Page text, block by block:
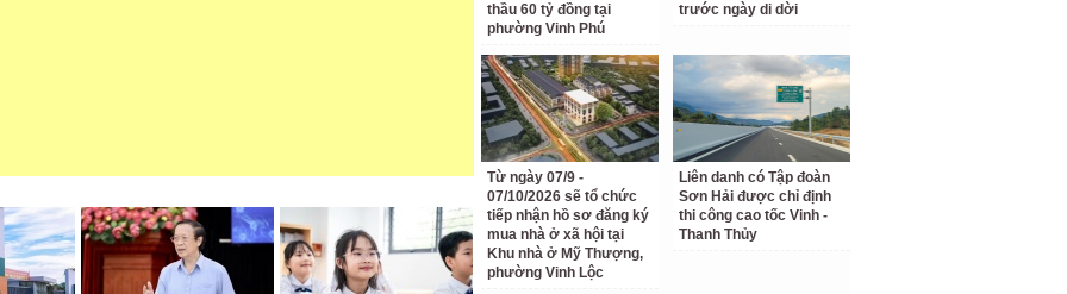
Nguồn tin:Báo Người lao động
thầu 60 tỷ đồng tại
phường Vinh Phú
trước ngày di dời
Từ ngày 07/9 -
07/10/2026 sẽ tổ chức
tiếp nhận hồ sơ đăng ký
mua nhà ở xã hội tại
Khu nhà ở Mỹ Thượng,
phường Vinh Lộc
Liên danh có Tập đoàn
Sơn Hải được chỉ định
thi công cao tốc Vinh -
Thanh Thủy